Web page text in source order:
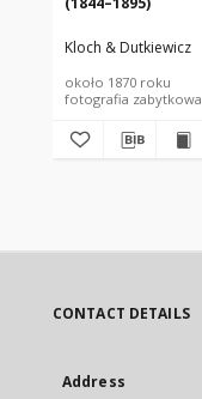
Kloch & Dutkiewicz
około 1870 roku
fotografia zabytkowa
CONTACT DETAILS
Address